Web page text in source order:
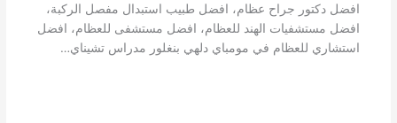
افضل دكتور جراح عظام، افضل طبيب استبدال مفصل الركبة،
افضل مستشفيات الهند للعظام، افضل مستشفى للعظام، افضل
استشاري للعظام في مومباي دلهي بنغلور مدراس تشيناي…